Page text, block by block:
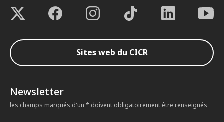
Sites web du CICR
Newsletter
les champs marqués d'un * doivent obligatoirement être renseignés